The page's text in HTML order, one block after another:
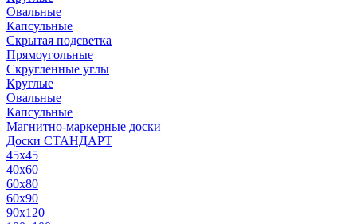
Овальные
Капсульные
Скрытая подсветка
Прямоугольные
Скругленные углы
Круглые
Овальные
Капсульные
Магнитно-маркерные доски
Доски СТАНДАРТ
45x45
40x60
60x80
60x90
90x120